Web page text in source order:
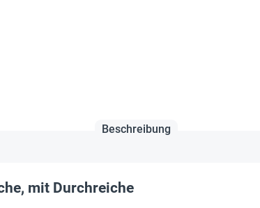
Beschreibung
mit Durchreiche